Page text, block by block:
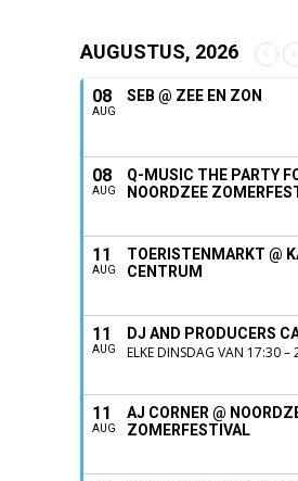
AUGUSTUS, 2026
08
AUG
SEB @ ZEE EN ZON
08
AUG
Q-MUSIC THE PARTY
NOORDZEE
11
AUG
TOERISTENMARKT @
CENTRUM
11
AUG
DJ AND PRODUCERS
ELKE DINSDAG VAN 17:30 –
11
AUG
AJ CORNER @
ZOMERFESTIVAL